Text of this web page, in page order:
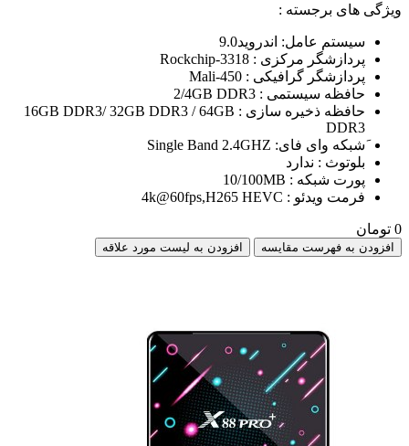
ویژگی های برجسته :
سیستم عامل: اندروید9.0
پردازشگر مرکزی : Rockchip-3318
پردازشگر گرافیکی : Mali-450
حافظه سیستمی : 2/4GB DDR3
حافظه ذخیره سازی : 16GB DDR3/ 32GB DDR3 / 64GB
DDR3
َشبکه وای فای: Single Band 2.4GHZ
بلوتوث : ندارد
پورت شبکه : 10/100MB
فرمت ویدئو : 4k@60fps,H265 HEVC
0 تومان
افزودن به فهرست مقایسه افزودن به لیست مورد علاقه